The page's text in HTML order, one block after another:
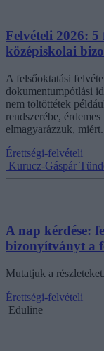
Felvételi 2026:
középiskolai
A felsőoktatási
dokumentumpótlási
nem töltöttétek
rendszerébe,
elmagyarázzuk, miért.
Érettségi-felvételi
Kurucz-Gáspár
A nap kérdése:
bizonyítványt a
Mutatjuk a részleteket.
Érettségi-felvételi
Eduline